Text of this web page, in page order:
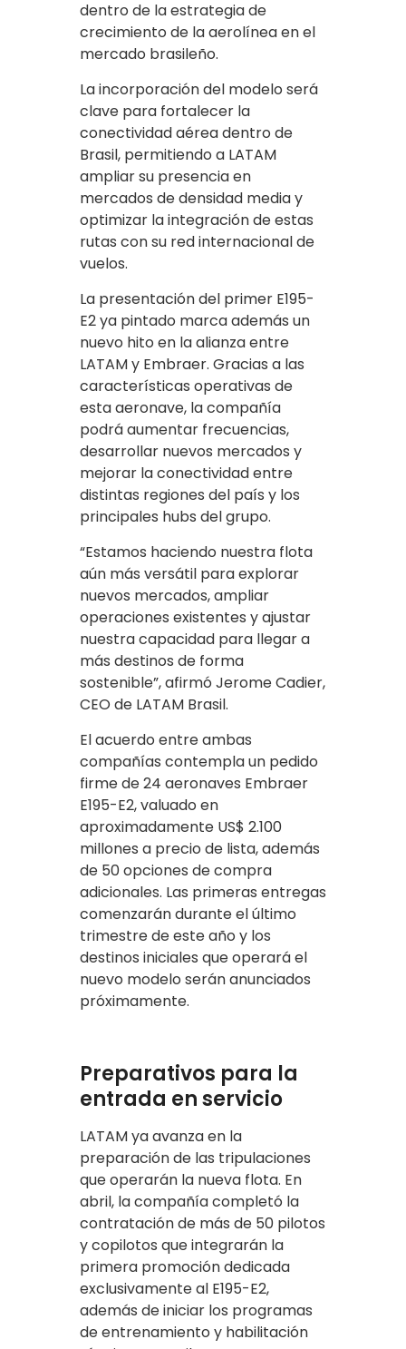
dentro de la estrategia de
crecimiento de la aerolínea en el
mercado brasileño.
La incorporación del modelo será
clave para fortalecer la
conectividad aérea dentro de
Brasil, permitiendo a LATAM
ampliar su presencia en
mercados de densidad media y
optimizar la integración de estas
rutas con su red internacional de
vuelos.
La presentación del primer E195-
E2 ya pintado marca además un
nuevo hito en la alianza entre
LATAM y Embraer. Gracias a las
características operativas de
esta aeronave, la compañía
podrá aumentar frecuencias,
desarrollar nuevos mercados y
mejorar la conectividad entre
distintas regiones del país y los
principales hubs del grupo.
“Estamos haciendo nuestra flota
aún más versátil para explorar
nuevos mercados, ampliar
operaciones existentes y ajustar
nuestra capacidad para llegar a
más destinos de forma
sostenible”, afirmó Jerome Cadier,
CEO de LATAM Brasil.
El acuerdo entre ambas
compañías contempla un pedido
firme de 24 aeronaves Embraer
E195-E2, valuado en
aproximadamente US$ 2.100
millones a precio de lista, además
de 50 opciones de compra
adicionales. Las primeras entregas
comenzarán durante el último
trimestre de este año y los
destinos iniciales que operará el
nuevo modelo serán anunciados
próximamente.
Preparativos para la
entrada en servicio
LATAM ya avanza en la
preparación de las tripulaciones
que operarán la nueva flota. En
abril, la compañía completó la
contratación de más de 50 pilotos
y copilotos que integrarán la
primera promoción dedicada
exclusivamente al E195-E2,
además de iniciar los programas
de entrenamiento y habilitación